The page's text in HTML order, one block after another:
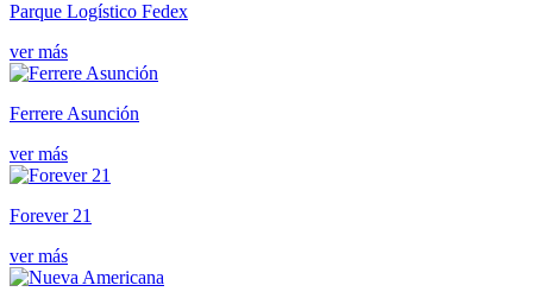
Parque Logístico Fedex
ver más
Ferrere Asunción
ver más
Forever 21
ver más